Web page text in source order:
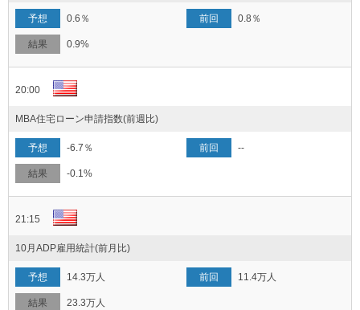
0.6％ 0.8％
0.9%
20:00
MBA住宅ローン申請指数(前週比)
-6.7％ --
-0.1%
21:15
10月ADP雇用統計(前月比)
14.3万人 11.4万人
23.3万人